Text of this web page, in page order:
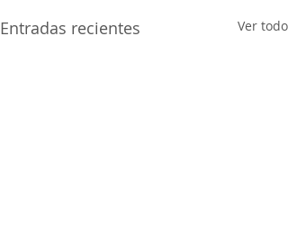
Entradas recientes Ver todo